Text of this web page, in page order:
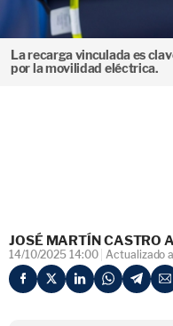
La recarga vinculada es
por la movilidad eléctrica.
JOSÉ MARTÍN CASTRO
14/10/2025 14:00 Actualizado